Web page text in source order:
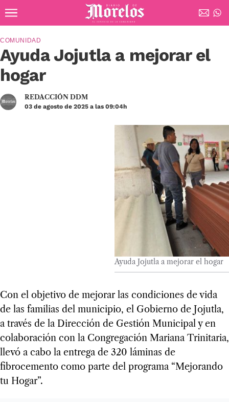
Diario de Morelos
Ayuda Jojutla a mejorar el
hogar
COMUNIDAD
REDACCIÓN DDM
03 de agosto de 2025 a las 09:04h
Ayuda Jojutla a mejorar el hogar
Con el objetivo de mejorar las condiciones de vida
de las familias del municipio, el Gobierno de Jojutla,
a través de la Dirección de Gestión Municipal y en
colaboración con la Congregación Mariana Trinitaria,
llevó a cabo la entrega de 320 láminas de
fibrocemento como parte del programa “Mejorando
tu Hogar”.